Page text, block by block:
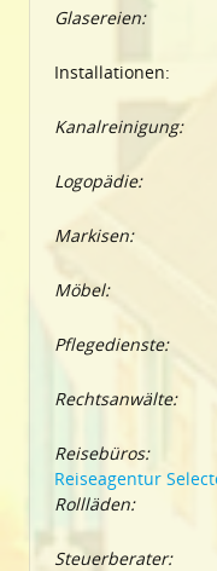
Glasereien:
Installationen:
Kanalreinigung:
Logopädie:
Markisen:
Möbel:
Pflegedienste:
Rechtsanwälte:
Reisebüros:
Reiseagentur
Rollläden:
Steuerberater: